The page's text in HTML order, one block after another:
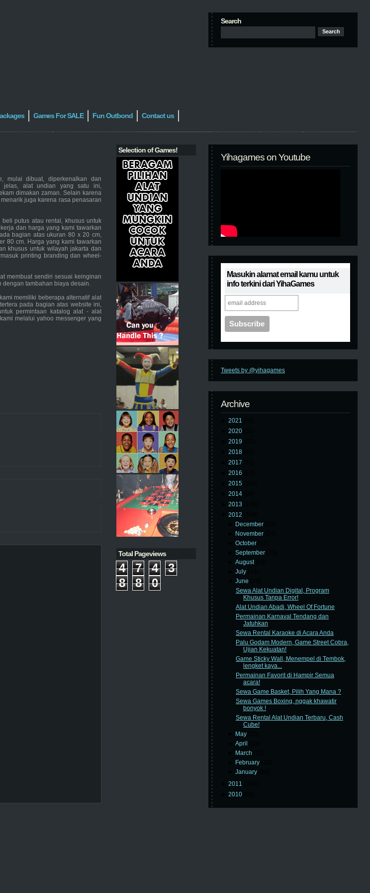
Search
Games For SALE Fun Outbond Contact us
Selection of Games!
Total Pageviews
4 7 4
3
8
8 0
Yihagames on Youtube
Masukin alamat email kamu untuk
info terkini dari YihaGames
Tweets by @yihagames
Archive
2021
2020
2019
2018
2017
2016
2015
2014
2013
2012
December
November
►October
►September
►August
►July
▼June
Sewa Alat Undian Digital, Program
Khusus Tanpa Error!
Alat Undian Abadi, Wheel Of Fortune
Permainan Karnaval Tendang dan
Jatuhkan
Sewa Rental Karaoke di Acara Anda
Palu Godam Modern, Game Street Cobra,
Ujian Kekuatan!
Game Sticky Wall, Menempel di Tembok,
lengket kaya...
Permainan Favorit di Hampir Semua
acara!
Sewa Game Basket, Pilih Yang Mana ?
Sewa Games Boxing, nggak khawatir
bonyok !
Sewa Rental Alat Undian Terbaru, Cash
Cube!
May
►April
March
February
►January
2011
2010
mulai dibuat, diperkenalkan dan
jelas, alat undian yang satu ini,
dimakan zaman. Selain karena
juga karena rasa penasaran
putus atau rental, khusus untuk
dan harga yang kami tawarkan
bagian atas ukuran 80 x 20 cm,
80 cm. Harga yang kami tawarkan
khusus untuk wilayah jakarta dan
printing branding dan wheel-
membuat sendiri sesuai keinginan
dengan tambahan biaya desain.
memiliki beberapa alternatif alat
pada bagian atas website ini,
permintaan katalog alat - alat
melalui yahoo messenger yang